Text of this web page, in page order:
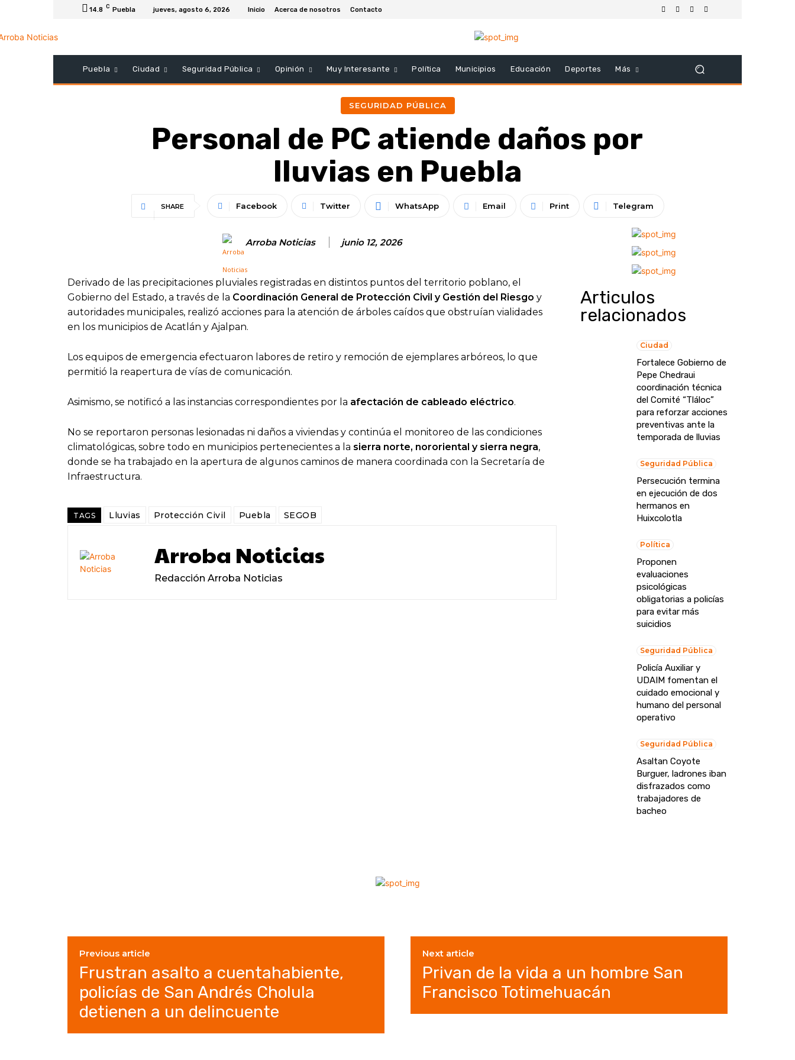
14.8 C Puebla jueves, agosto 6, 2026 Inicio Acerca de nosotros Contacto
Puebla Ciudad Seguridad Pública Opinión Muy Interesante Política Municipios Educación Deportes Más
SEGURIDAD PÚBLICA
Personal de PC atiende daños por
lluvias en Puebla
SHARE Facebook Twitter WhatsApp Email Print Telegram
Arroba Noticias junio 12, 2026
Derivado de las precipitaciones pluviales registradas en distintos puntos del territorio poblano, el
Gobierno del Estado, a través de la Coordinación General de Protección Civil y Gestión del Riesgo y
autoridades municipales, realizó acciones para la atención de árboles caídos que obstruían vialidades
en los municipios de Acatlán y Ajalpan.
Los equipos de emergencia efectuaron labores de retiro y remoción de ejemplares arbóreos, lo que
permitió la reapertura de vías de comunicación.
Asimismo, se notificó a las instancias correspondientes por la afectación de cableado eléctrico.
No se reportaron personas lesionadas ni daños a viviendas y continúa el monitoreo de las condiciones
climatológicas, sobre todo en municipios pertenecientes a la sierra norte, nororiental y sierra negra,
donde se ha trabajado en la apertura de algunos caminos de manera coordinada con la Secretaría de
Infraestructura.
TAGS Lluvias Protección Civil Puebla SEGOB
Arroba Noticias
Redacción Arroba Noticias
Articulos
relacionados
Ciudad
Fortalece Gobierno de
Pepe Chedraui
coordinación técnica
del Comité “Tláloc”
para reforzar acciones
preventivas ante la
temporada de lluvias
Seguridad Pública
Persecución termina
en ejecución de dos
hermanos en
Huixcolotla
Política
Proponen
evaluaciones
psicológicas
obligatorias a policías
para evitar más
suicidios
Seguridad Pública
Policía Auxiliar y
UDAIM fomentan el
cuidado emocional y
humano del personal
operativo
Seguridad Pública
Asaltan Coyote
Burguer, ladrones iban
disfrazados como
trabajadores de
bacheo
Previous article
Frustran asalto a cuentahabiente,
policías de San Andrés Cholula
detienen a un delincuente
Next article
Privan de la vida a un hombre San
Francisco Totimehuacán